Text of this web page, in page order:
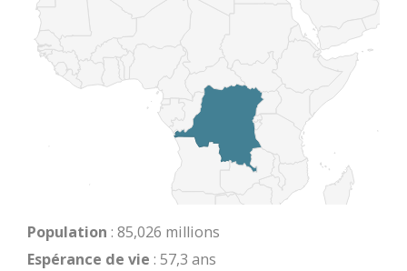
Population : 85,026 millions
Espérance de vie : 57,3 ans